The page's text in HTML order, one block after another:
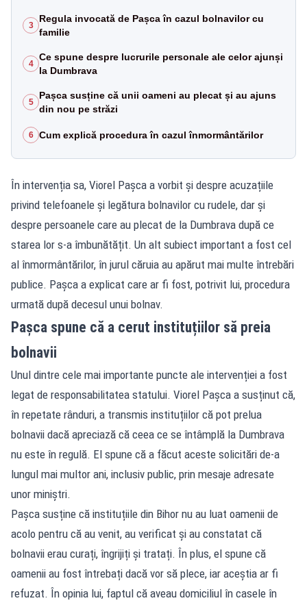
3
Regula invocată de Pașca în cazul bolnavilor cu
familie
4
Ce spune despre lucrurile personale ale celor ajunși
la Dumbrava
5
Pașca susține că unii oameni au plecat și au ajuns
din nou pe străzi
6 Cum explică procedura în cazul înmormântărilor
În intervenția sa, Viorel Pașca a vorbit și despre acuzațiile
privind telefoanele și legătura bolnavilor cu rudele, dar și
despre persoanele care au plecat de la Dumbrava după ce
starea lor s-a îmbunătățit. Un alt subiect important a fost cel
al înmormântărilor, în jurul căruia au apărut mai multe întrebări
publice. Pașca a explicat care ar fi fost, potrivit lui, procedura
urmată după decesul unui bolnav.
Pașca spune că a cerut instituțiilor să preia
bolnavii
Unul dintre cele mai importante puncte ale intervenției a fost
legat de responsabilitatea statului. Viorel Pașca a susținut că,
în repetate rânduri, a transmis instituțiilor că pot prelua
bolnavii dacă apreciază că ceea ce se întâmplă la Dumbrava
nu este în regulă. El spune că a făcut aceste solicitări de-a
lungul mai multor ani, inclusiv public, prin mesaje adresate
unor miniștri.
Pașca susține că instituțiile din Bihor nu au luat oamenii de
acolo pentru că au venit, au verificat și au constatat că
bolnavii erau curați, îngrijiți și tratați. În plus, el spune că
oamenii au fost întrebați dacă vor să plece, iar aceștia ar fi
refuzat. În opinia lui, faptul că aveau domiciliul în casele în